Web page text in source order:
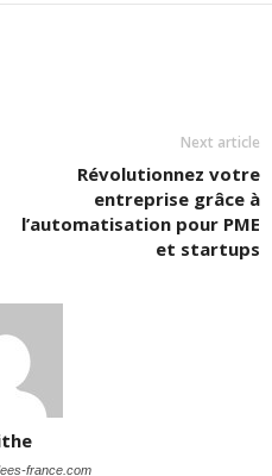
Next article
Révolutionnez votre
entreprise grâce à
l’automatisation pour PME
et startups
france.com